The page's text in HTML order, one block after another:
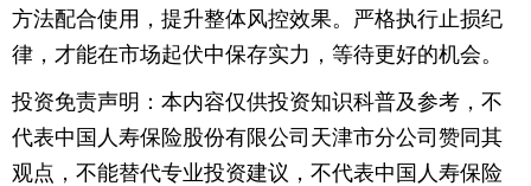
方法配合使用，提升整体风控效果。严格执行止损纪
律，才能在市场起伏中保存实力，等待更好的机会。
投资免责声明：本内容仅供投资知识科普及参考，不
代表中国人寿保险股份有限公司天津市分公司赞同其
观点，不能替代专业投资建议，不代表中国人寿保险